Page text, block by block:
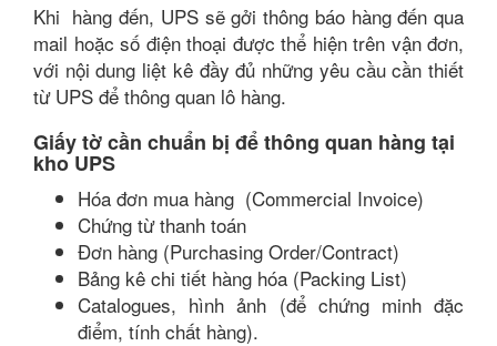
Khi hàng đến, UPS sẽ gởi thông báo hàng đến qua
mail hoặc số điện thoại được thể hiện trên vận đơn,
với nội dung liệt kê đầy đủ những yêu cầu cần thiết
từ UPS để thông quan lô hàng.
Giấy tờ cần chuẩn bị để thông quan hàng tại
kho UPS
Hóa đơn mua hàng (Commercial Invoice)
Chứng từ thanh toán
Đơn hàng (Purchasing Order/Contract)
Bảng kê chi tiết hàng hóa (Packing List)
Catalogues, hình ảnh (để chứng minh đặc
điểm, tính chất hàng).